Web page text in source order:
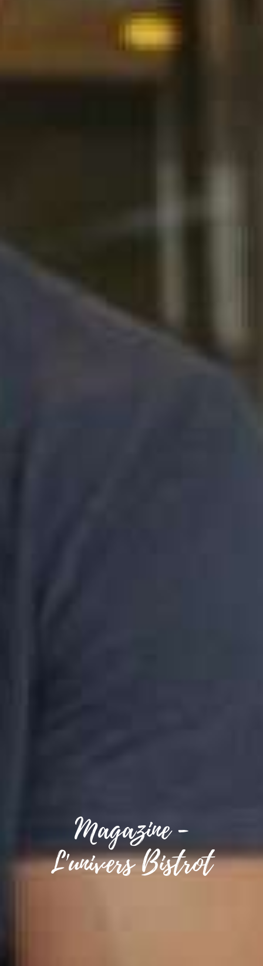
Magazine -
L'univers Bistrot